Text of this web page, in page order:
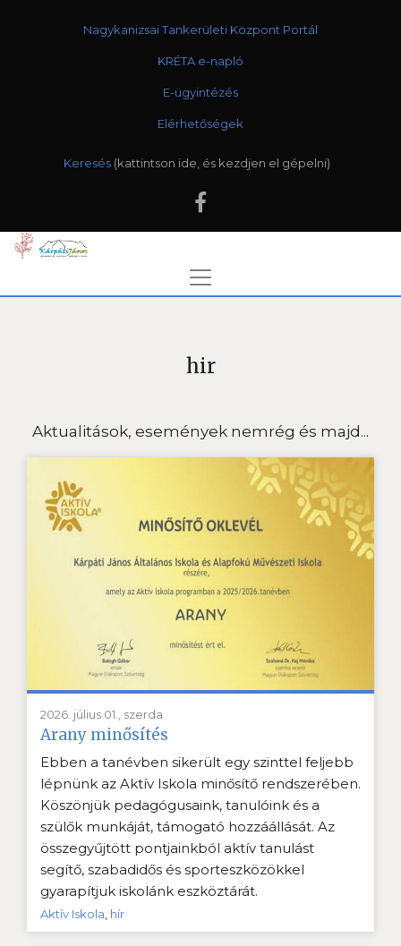
Nagykanizsai Tankerületi Központ Portál
KRÉTA e-napló
E-ügyintézés
Elérhetőségek
Keresés
hir
Aktualitások, események nemrég és majd...
2026. július 01., szerda
Arany minősítés
Ebben a tanévben sikerült egy szinttel feljebb
lépnünk az Aktív Iskola minősítő rendszerében.
Köszönjük pedagógusaink, tanulóink és a
szülők munkáját, támogató hozzáállását. Az
összegyűjtött pontjainkból aktív tanulást
segítő, szabadidős és sporteszközökkel
gyarapítjuk iskolánk eszköztárát.
Aktív Iskola, hír